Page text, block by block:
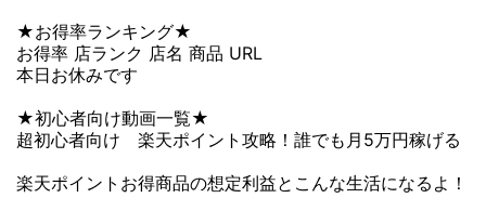
★お得率ランキング★
お得率 店ランク 店名 商品 URL
本日お休みです
★初心者向け動画一覧★
超初心者向け 楽天ポイント攻略！誰でも月5万円稼げる
楽天ポイントお得商品の想定利益とこんな生活になるよ！